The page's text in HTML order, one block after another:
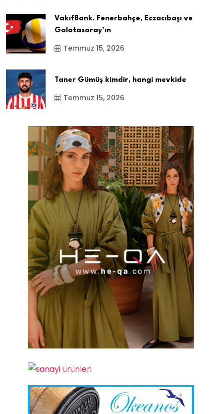
VakıfBank, Fenerbahçe, Eczacıbaşı ve
Galatasaray’ın
Temmuz 15, 2026
Taner Gümüş kimdir, hangi mevkide
Temmuz 15, 2026